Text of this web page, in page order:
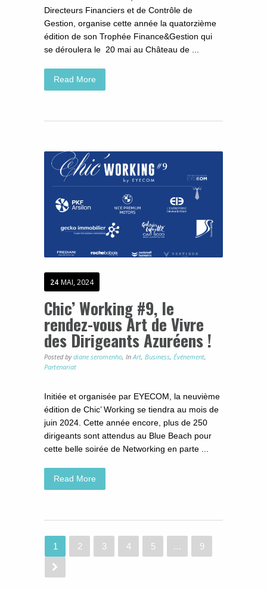
Directeurs Financiers et de Contrôle de
Gestion, organise cette année la quatorzième
édition de son Trophée Finance&Gestion qui
se déroulera le 20 mai au Château de ...
Read More
24 MAI, 2024
Chic’ Working #9, le
rendez-vous Art de Vivre
des Dirigeants Azuréens !
Posted bydiane seromenho, In Art, Business, Événement,
Partenariat
Initiée et organisée par EYECOM, la neuvième
édition de Chic’ Working se tiendra au mois de
juin 2024. Cette année encore, plus de 250
dirigeants sont attendus au Blue Beach pour
cette belle soirée de Networking en parte ...
Read More
1 2 3 4 5 … 9